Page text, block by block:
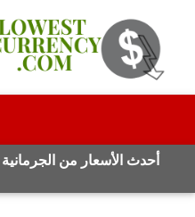
أحدث الأسعار من الجرمانية